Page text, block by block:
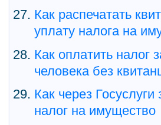
Как распечатать
уплату налога на
Как оплатить налог
человека без
Как через Госуслуги
налог на имущество